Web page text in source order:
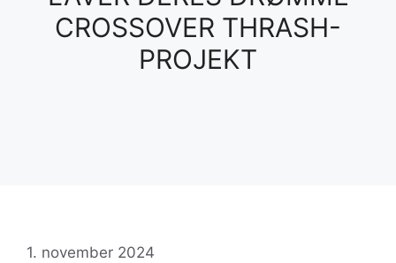
CROSSOVER THRASH-
PROJEKT
1. november 2024